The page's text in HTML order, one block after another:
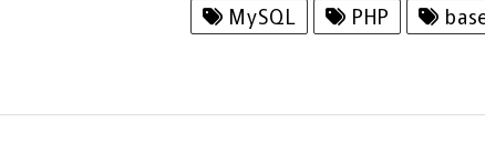
MySQL PHP